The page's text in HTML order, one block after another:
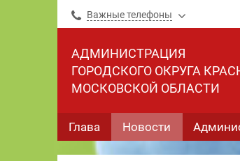
Важные телефоны
АДМИНИСТРАЦИЯ
ГОРОДСКОГО ОКРУГА
МОСКОВСКОЙ ОБЛАСТИ
Глава Новости